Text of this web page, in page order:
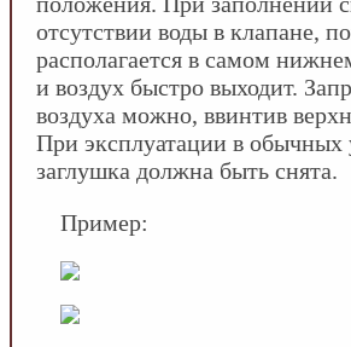
отсутствии воды в клапане,
располагается в самом
и воздух быстро выходит.
воздуха можно, ввинтив
При эксплуатации в обычных
заглушка должна быть снята.
Пример: